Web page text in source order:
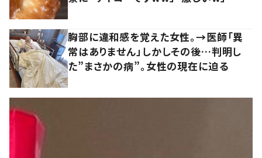
胸部に違和感を覚えた女性。→医師「異
常はありません」しかしその後…判明し
た”まさかの病”。女性の現在に迫る